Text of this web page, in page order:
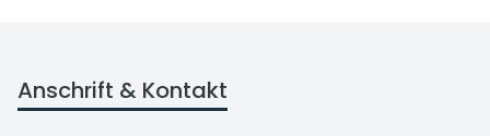
Anschrift & Kontakt